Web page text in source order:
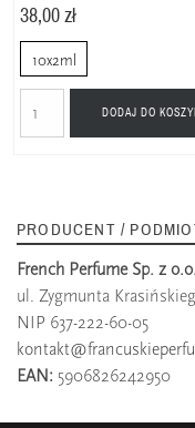
38,00 zł
10x2ml
DODAJ DO
PRODUCENT /
French Perfume Sp. z
ul. Zygmunta
NIP 637-222-60-05
EAN: 5906826242950